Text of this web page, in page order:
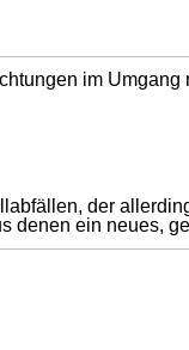
im
der
ein neues,